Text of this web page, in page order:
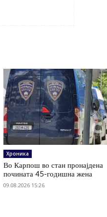
Хроника
Во Карпош во стан пронајдена
почината 45-годишна жена
09.08.2026 15:26